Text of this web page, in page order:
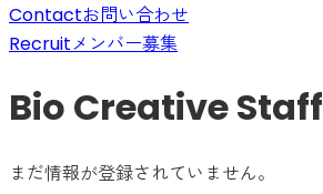
Contactお問い合わせ
Recruitメンバー募集
Bio Creative Staff
まだ情報が登録されていません。